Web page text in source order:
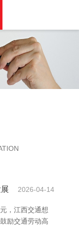
2026-04-14
，江西交通想
励交通劳动高